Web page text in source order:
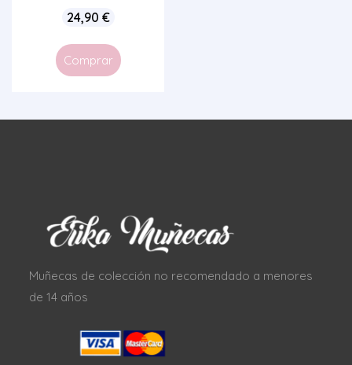
24,90 €
Comprar
Muñecas de colección no recomendado a menores
de 14 años